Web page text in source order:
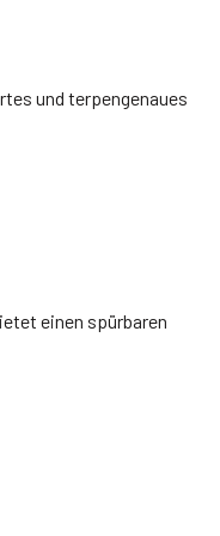
und terpengenaues
einen spürbaren